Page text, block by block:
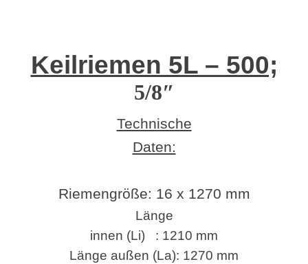
Keilriemen 5L – 500;
5/8″
Technische
Daten:
Riemengröße: 16 x 1270 mm
Länge
innen (Li) : 1210 mm
Länge außen (La): 1270 mm